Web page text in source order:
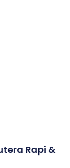
Rapi &